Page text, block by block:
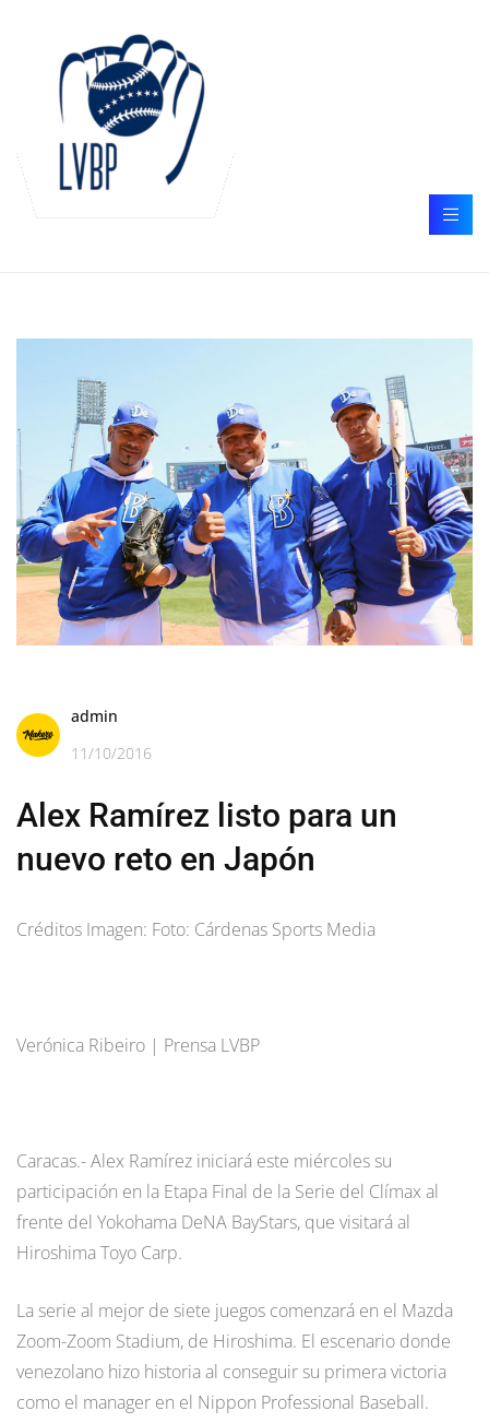
admin
11/10/2016
Alex Ramírez listo para un
nuevo reto en Japón
Créditos Imagen: Foto: Cárdenas Sports Media
Verónica Ribeiro | Prensa LVBP
Caracas.- Alex Ramírez iniciará este miércoles su
participación en la Etapa Final de la Serie del Clímax al
frente del Yokohama DeNA BayStars, que visitará al
Hiroshima Toyo Carp.
La serie al mejor de siete juegos comenzará en el Mazda
Zoom-Zoom Stadium, de Hiroshima. El escenario donde
venezolano hizo historia al conseguir su primera victoria
como el manager en el Nippon Professional Baseball.